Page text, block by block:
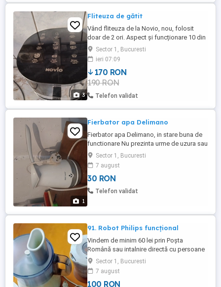
apăsare. Sistem ...
3
Fliteuza de gătit
Vând fliteuza de la Novio, nou, folosit
doar de 2 ori. Aspect și funcționare 10 din
10 . A costat 397 lei.
Sector 1, Bucuresti
ieri 07:09
170 RON
190 RON
Telefon validat
1
Fierbator apa Delimano
Fierbator apa Delimano, in stare buna de
functionare Nu prezinta urme de uzura sau
si zgarieturi
Sector 1, Bucuresti
7 august
30 RON
Telefon validat
91. Robot Philips funcțional
Vindem de minim 60 lei prin Poșta
Română sau intalnire directă cu persoane
(nu avem timp pentru curier), robot Philips
funcțional, cu tot cu accesorii. Cana
blender e uzată dar e funcțională. Stare
bună.
Sector 1, Bucuresti
7 august
100 RON